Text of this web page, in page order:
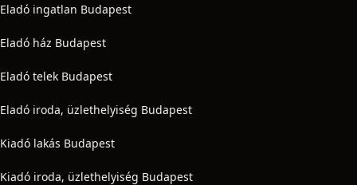
Eladó ingatlan Budapest
Eladó ház Budapest
Eladó telek Budapest
Eladó iroda, üzlethelyiség Budapest
Kiadó lakás Budapest
Kiadó iroda, üzlethelyiség Budapest